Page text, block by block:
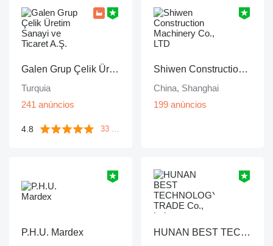
Galen Grup Çelik Üretim Sanayi ve Ticaret A.Ş.
Turquia
241 anúncios
4.8 33 avaliações
Shiwen Construction Machinery Co., LTD
China, Shanghai
199 anúncios
P.H.U. Mardex
HUNAN BEST TECHNOLOGY TRADE Co., Ltd